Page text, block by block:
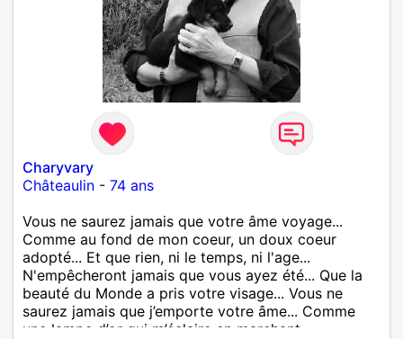
Charyvary
Châteaulin - 74 ans
Vous ne saurez jamais que votre âme voyage...
Comme au fond de mon coeur, un doux coeur
adopté... Et que rien, ni le temps, ni l'age...
N'empêcheront jamais que vous ayez été... Que la
beauté du Monde a pris votre visage... Vous ne
saurez jamais que j’emporte votre âme... Comme
une lampe d’or qui m’éclaire en marchant...